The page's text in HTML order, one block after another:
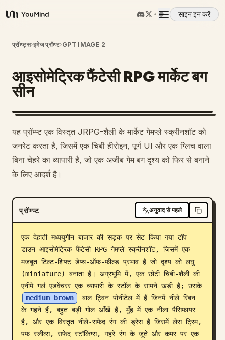
YouMind
साइन इन करें
अवलोकन
उपयोग के मामले
कौशल
प्रॉम्प्ट
मूल्य निर्धारण
डाउनलोड
ब्लॉग
अपडेट
प्रॉम्प्ट्स›इमेज प्रॉम्प्ट›GPT IMAGE 2
आइसोमेट्रिक फैंटेसी RPG मार्केट बग
सीन
यह प्रॉम्प्ट एक विस्तृत JRPG-शैली के मार्केट गेमप्ले स्क्रीनशॉट को
जनरेट करता है, जिसमें एक चिबी हीरोइन, पूर्ण UI और एक ग्लिच वाला
बिना चेहरे का व्यापारी है, जो एक अजीब गेम बग दृश्य को फिर से बनाने
के लिए आदर्श है।
प्रॉम्प्ट अनुवाद से पहले
एक देहाती मध्ययुगीन बाजार की सड़क पर सेट किया गया टॉप-
डाउन आइसोमेट्रिक फैंटेसी RPG गेमप्ले स्क्रीनशॉट, जिसमें एक
मजबूत टिल्ट-शिफ्ट डेप्थ-ऑफ-फील्ड प्रभाव है जो दृश्य को लघु
(miniature) बनाता है। अग्रभूमि में, एक छोटी चिबी-शैली की
एनीमे गर्ल एडवेंचरर एक व्यापारी के स्टॉल के सामने खड़ी है; उसके
medium brown
बाल ट्विन पोनीटेल में हैं जिनमें नीले रिबन
के गहने हैं, बहुत बड़ी गोल आँखें हैं, मुँह में एक नीला पैसिफायर
है, और एक विस्तृत नीले-सफेद रंग की ड्रेस है जिसमें लेस ट्रिम,
पफ स्लीव्स, सफेद स्टॉकिंग्स, गहरे रंग के जूते और कमर पर एक